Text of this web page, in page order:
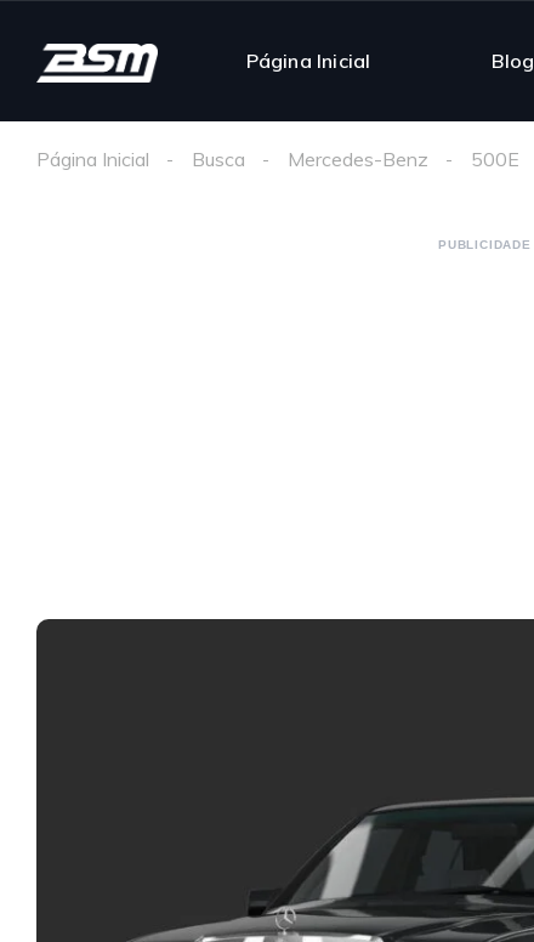
Página Inicial Blog
Página Inicial Busca Mercedes-Benz 500E
PUBLICIDADE